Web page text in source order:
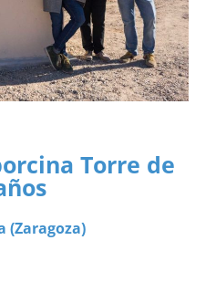
Torre de
(Zaragoza)